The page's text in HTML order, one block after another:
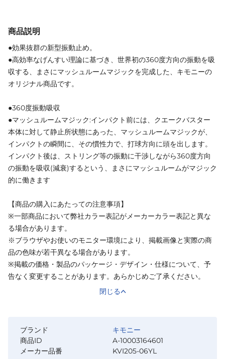
商品説明
●効果抜群の新型振動止め。
●高効率なげんすい理論に基づき、世界初の360度方向の振動を吸
収する、まさにマッシュルームマジックを完成した、キモニーの
オリジナル商品です。
●360度振動吸収
●マッシュルームマジック:インパクト前には、クエークバスター
本体に対して静止所状態にあった、マッシュルームマジックが、
インパクトの瞬間に、その慣性力で、打球方向に頭を出します。
インパクト後は、ストリング等の振動に干渉しながら360度方向
の振動を吸収(減衰)するという、まさにマッシュルームがマジック
的に働きます
【商品の購入にあたっての注意事項】
※一部商品において弊社カラー表記がメーカーカラー表記と異な
る場合があります。
※ブラウザやお使いのモニター環境により、掲載画像と実際の商
品の色味が若干異なる場合があります。
※掲載の価格・製品のパッケージ・デザイン・仕様について、予
告なく変更することがあります。あらかじめご了承ください。
閉じる
ブランド
キモニー
商品ID
A-10003164601
メーカー品番
KVI205-06YL